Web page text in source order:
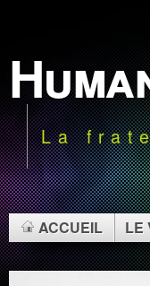
La
ACCUEIL LE